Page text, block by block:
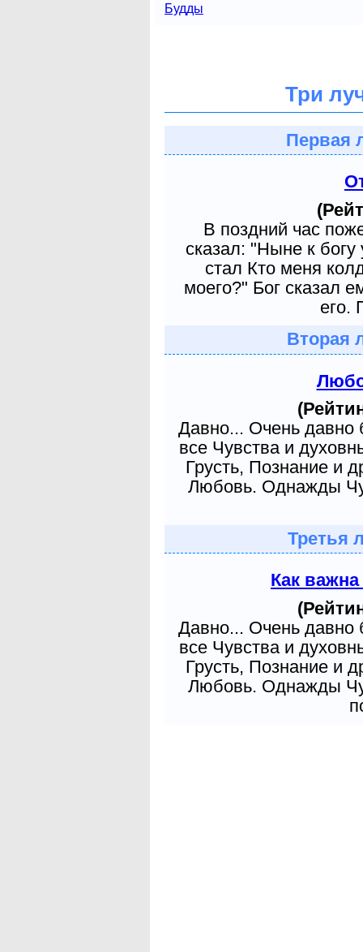
Будды
Три
Первая
В поздний час
сказал: "Ныне к
стал Кто меня
моего?" Бог сказал
его.
Вторая
Давно... Очень давно
все Чувства и
Грусть, Познание и
Любовь. Однажды
Третья
Как
Давно... Очень давно
все Чувства и
Грусть, Познание и
Любовь. Однажды